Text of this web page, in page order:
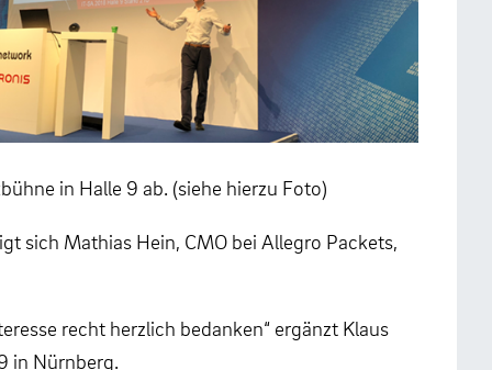
in Halle 9 ab. (siehe hierzu Foto)
sich Mathias Hein, CMO bei Allegro Packets,
recht herzlich bedanken“ ergänzt Klaus
in Nürnberg.